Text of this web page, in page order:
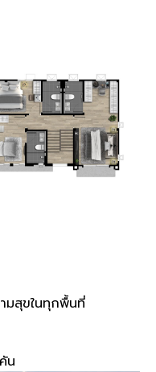
มสุขในทุกพื้นที่
คัน